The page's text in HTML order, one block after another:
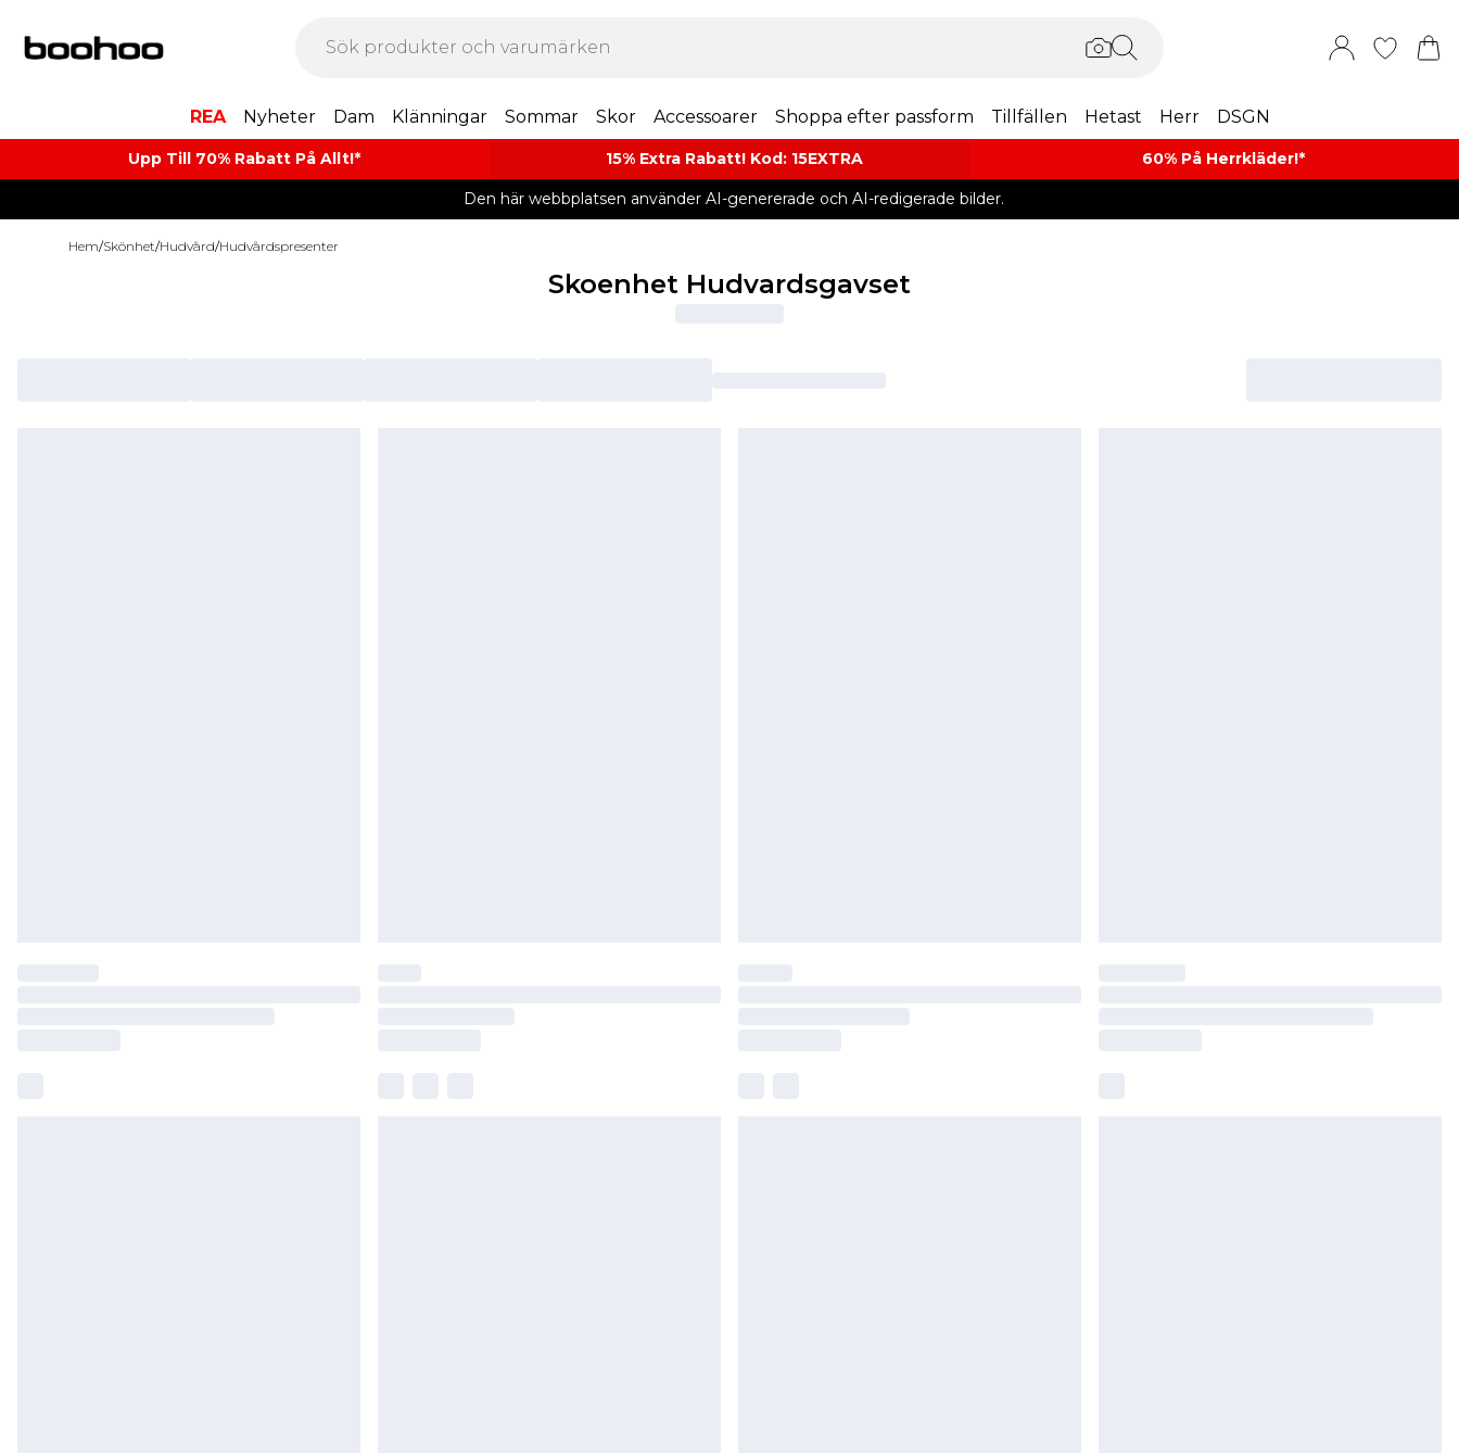
REA Nyheter Dam Klänningar Sommar Skor Accessoarer Shoppa efter passform Tillfällen Hetast Herr DSGN
Upp Till 70% Rabatt På Allt!* 15% Extra Rabatt! Kod: 15EXTRA 60% På Herrkläder!*​
Den här webbplatsen använder AI-genererade och AI-redigerade bilder.
Hem/Skönhet/Hudvård/Hudvårdspresenter
Skoenhet Hudvardsgavset